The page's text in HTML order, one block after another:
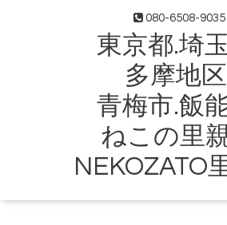
080-6508-9035
東京都.埼
多摩地
青梅市.飯
ねこの里
NEKOZATO